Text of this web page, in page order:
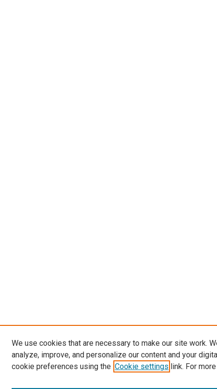
We use cookies that are necessary to make our site work.
analyze, improve, and personalize our content and your
cookie preferences using the Cookie settings link. For